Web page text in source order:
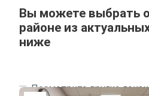
Вы можете выбрать
районе из
ниже
Посмотрите другие